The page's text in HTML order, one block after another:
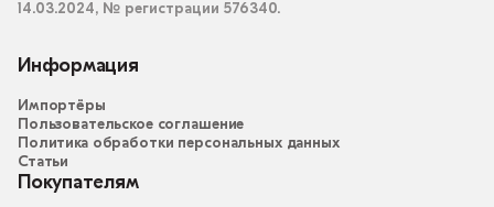
14.03.2024, № регистрации 576340.
Информация
Импортёры
Пользовательское соглашение
Политика обработки персональных данных
Статьи
Покупателям